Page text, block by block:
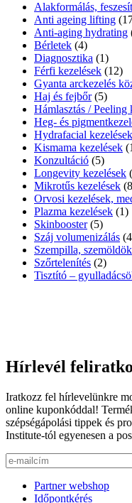
Alakformálás,
Anti ageing lifting
Anti-aging hydrating
Bérletek (4)
Diagnosztika (1)
Férfi kezelések (12)
Gyanta arckezelés
Haj és fejbőr(5)
Hámlasztás / Peeling
Heg- és
Hydrafacial kezelések
Kismama kezelések
Konzultáció (5)
Longevity kezelések
Mikrotűs kezelések
Orvosi kezelések,
Plazma kezelések (1)
Skinbooster(5)
Száj volumenizálás
Szempilla, szemöldök
Szőrtelenítés (2)
Tisztító –
Hírlevél
Iratkozz fel hírlevelünkre
online kuponkóddal!
szépségápolási tippek és
Institute-tól egyenesen a
Partner webshop
Időpontkérés